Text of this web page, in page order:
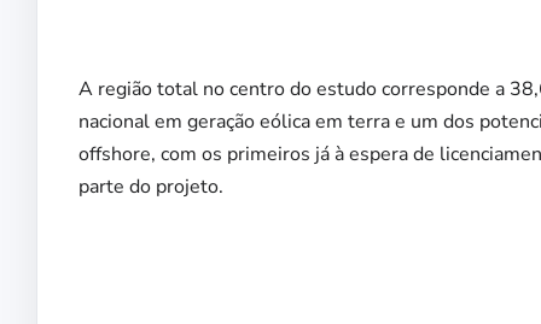
A região total no centro do estudo corresponde a
nacional em geração eólica em terra e um dos
offshore, com os primeiros já à espera de
parte do projeto.